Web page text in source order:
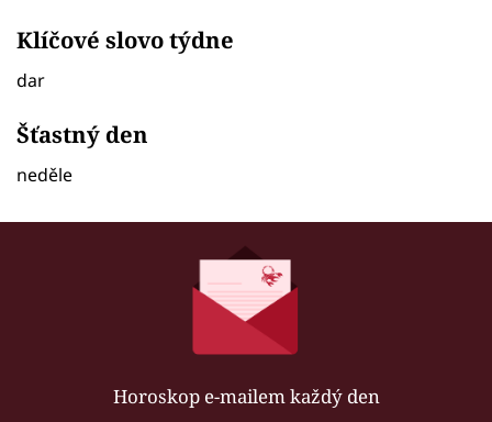
Klíčové slovo týdne
dar
Šťastný den
neděle
Horoskop e-mailem každý den